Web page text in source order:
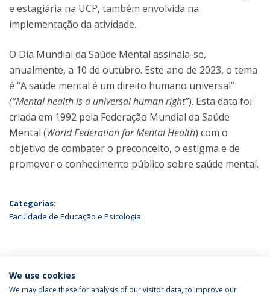
e estagiária na UCP, também envolvida na
implementação da atividade.
O Dia Mundial da Saúde Mental assinala-se,
anualmente, a 10 de outubro. Este ano de 2023, o tema
é “A saúde mental é um direito humano universal”
(“Mental health is a universal human right”). Esta data foi
criada em 1992 pela Federação Mundial da Saúde
Mental (World Federation for Mental Health) com o
objetivo de combater o preconceito, o estigma e de
promover o conhecimento público sobre saúde mental.
Categorias:
Faculdade de Educação e Psicologia
ÚLTIMAS NOTÍCIAS
We use cookies
We may place these for analysis of our visitor data, to improve our